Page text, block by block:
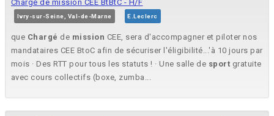
Chargé de mission CEE BtBtC - H/F
Ivry-sur-Seine, Val-de-Marne E.Leclerc
que Chargé de mission CEE, sera d'accompagner et piloter nos
mandataires CEE BtoC afin de sécuriser l'éligibilité...'à 10 jours par
mois · Des RTT pour tous les statuts ! · Une salle de sport gratuite
avec cours collectifs (boxe, zumba...